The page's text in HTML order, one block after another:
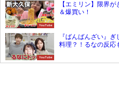
YouTube
【エミリン】限界
＆爆買い！
YouTube
『ばんばんざい』
料理？！るなの反応